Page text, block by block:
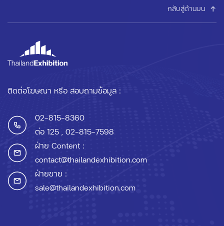
กลับสู่ด้านบน
ติดต่อโฆษณา หรือ สอบถามข้อมูล :
02-815-8360
ต่อ 125 , 02-815-7598
ฝ่าย Content :
contact@thailandexhibition.com
ฝ่ายขาย :
sale@thailandexhibition.com